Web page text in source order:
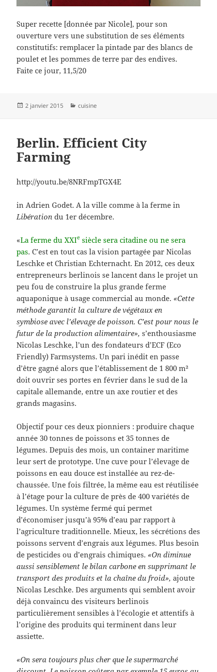
Super recette [donnée par Nicole], pour son
ouverture vers une substitution de ses éléments
constitutifs: remplacer la pintade par des blancs de
poulet et les pommes de terre par des endives.
Faite ce jour, 11,5/20
Publié
2 janvier 2015 Catégories
cuisine
Berlin. Efficient City
Farming
http://youtu.be/8NRFmpTGX4E
in Adrien Godet. A la ville comme à la ferme in
Libération du 1er décembre.
«La ferme du XXIe siècle sera citadine ou ne sera
pas. C’est en tout cas la vision partagée par Nicolas
Leschke et Christian Echternacht. En 2012, ces deux
entrepreneurs berlinois se lancent dans le projet un
peu fou de construire la plus grande ferme
aquaponique à usage commercial au monde. «Cette
méthode garantit la culture de végétaux en
symbiose avec l’élevage de poisson. C’est pour nous le
futur de la production alimentaire»,s’enthousiasme
Nicolas Leschke, l’un des fondateurs d’ECF (Eco
Friendly) Farmsystems. Un pari inédit en passe
d’être gagné alors que l’établissement de 1 800 m²
doit ouvrir ses portes en février dans le sud de la
capitale allemande, entre un axe routier et des
grands magasins.
Objectif pour ces deux pionniers : produire chaque
année 30 tonnes de poissons et 35 tonnes de
légumes. Depuis des mois, un container maritime
leur sert de prototype. Une cuve pour l’élevage de
poissons en eau douce est installée au rez-de-
chaussée. Une fois filtrée, la même eau est réutilisée
à l’étage pour la culture de près de 400 variétés de
légumes. Un système fermé qui permet
d’économiser jusqu’à 95% d’eau par rapport à
l’agriculture traditionnelle. Mieux, les sécrétions des
poissons servent d’engrais aux légumes. Plus besoin
de pesticides ou d’engrais chimiques. «On diminue
aussi sensiblement le bilan carbone en supprimant le
transport des produits et la chaîne du froid», ajoute
Nicolas Leschke. Des arguments qui semblent avoir
déjà convaincu des visiteurs berlinois
particulièrement sensibles à l’écologie et attentifs à
l’origine des produits qui terminent dans leur
assiette.
«On sera toujours plus cher que le supermarché